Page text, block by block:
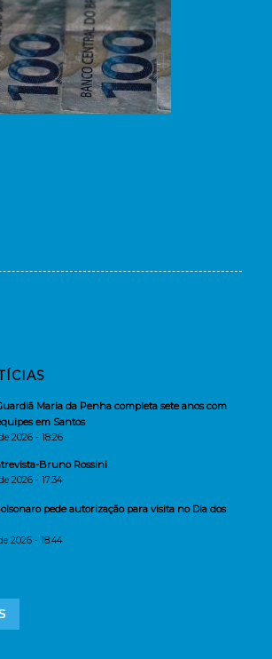
Maria da Penha completa sete anos com
em Santos
2026 - 18:26
Bruno Rossini
2026 - 17:34
pede autorização para visita no Dia dos
2026 - 18:44